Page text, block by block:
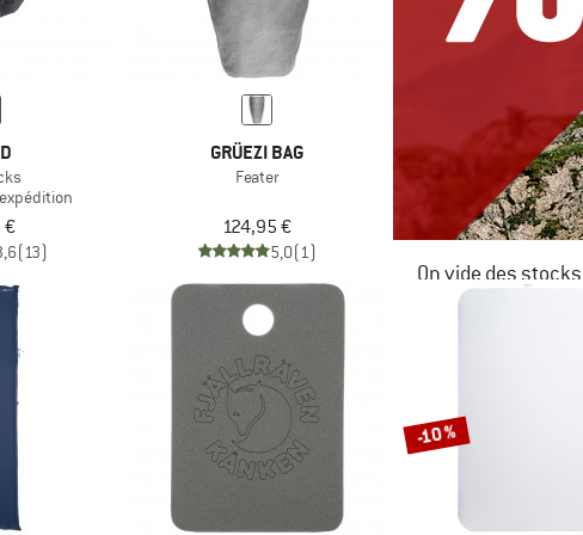
€
(13)
GRÜEZI BAG
Feater
124,95 €
5,0(1)
On vide des
-10 %